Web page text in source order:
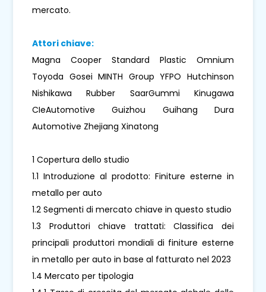
mercato.
Attori chiave:
Magna Cooper Standard Plastic Omnium
Toyoda Gosei MINTH Group YFPO Hutchinson
Nishikawa Rubber SaarGummi Kinugawa
CIeAutomotive Guizhou Guihang Dura
Automotive Zhejiang Xinatong
1 Copertura dello studio
1.1 Introduzione al prodotto: Finiture esterne in
metallo per auto
1.2 Segmenti di mercato chiave in questo studio
1.3 Produttori chiave trattati: Classifica dei
principali produttori mondiali di finiture esterne
in metallo per auto in base al fatturato nel 2023
1.4 Mercato per tipologia